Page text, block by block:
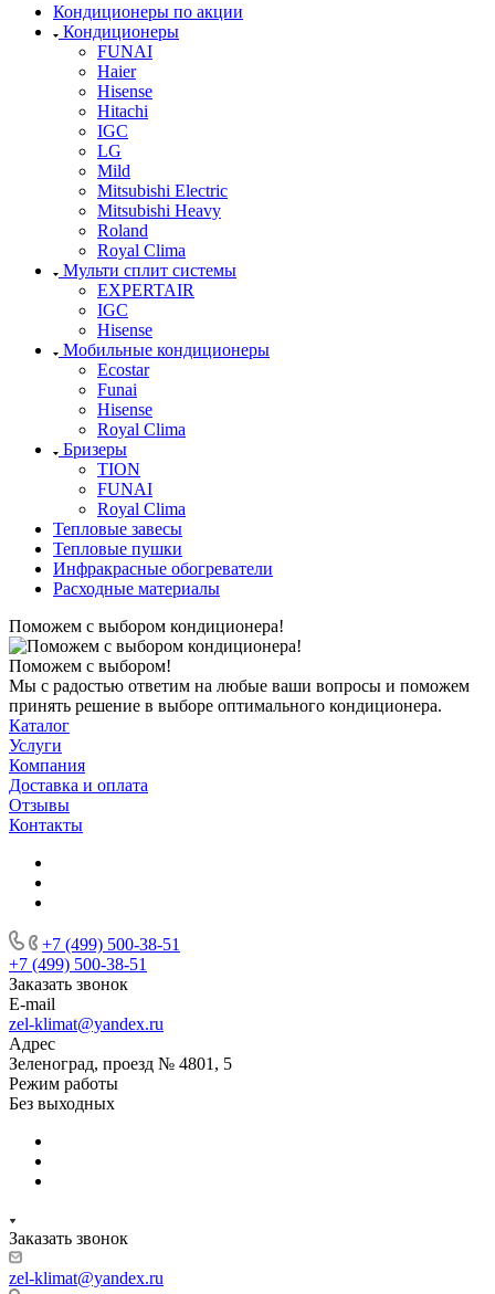
Кондиционеры по акции
Кондиционеры
FUNAI
Haier
Hisense
Hitachi
IGC
LG
Mild
Mitsubishi Electric
Mitsubishi Heavy
Roland
Royal Clima
Мульти сплит системы
EXPERTAIR
IGC
Hisense
Мобильные кондиционеры
Ecostar
Funai
Hisense
Royal Clima
Бризеры
TION
FUNAI
Royal Clima
Тепловые завесы
Тепловые пушки
Инфракрасные обогреватели
Расходные материалы
Поможем с выбором кондиционера!
Поможем с выбором!
Мы с радостью ответим на любые ваши вопросы и поможем
принять решение в выборе оптимального кондиционера.
Каталог
Услуги
Компания
Доставка и оплата
Отзывы
Контакты
+7 (499) 500-38-51
+7 (499) 500-38-51
Заказать звонок
E-mail
zel-klimat@yandex.ru
Адрес
Зеленоград, проезд № 4801, 5
Режим работы
Без выходных
Заказать звонок
zel-klimat@yandex.ru